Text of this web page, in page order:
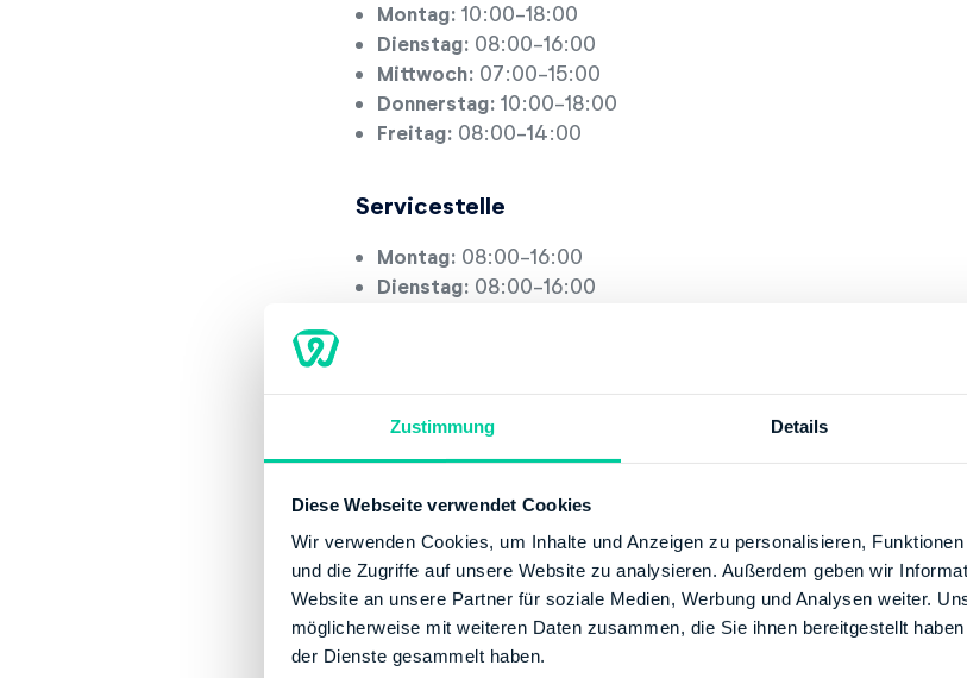
Zustimmung Details
Diese Webseite verwendet Cookies
Wir verwenden Cookies, um Inhalte und Anzeigen zu personalisieren,
und die Zugriffe auf unsere Website zu analysieren. Außerdem geben wir
Website an unsere Partner für soziale Medien, Werbung und Analysen weiter.
möglicherweise mit weiteren Daten zusammen, die Sie ihnen bereitgestellt
der Dienste gesammelt haben.
Montag: 10:00-18:00
Dienstag: 08:00-16:00
Mittwoch: 07:00-15:00
Donnerstag: 10:00-18:00
Freitag: 08:00-14:00
Servicestelle
Montag: 08:00-16:00
Dienstag: 08:00-16:00
Montag:09:00-15:00
Mittwoch: 09:00-15:00
Donnerstag: 09:00-15:00
Freitag: 09:00-13:30
Kontaktinformation